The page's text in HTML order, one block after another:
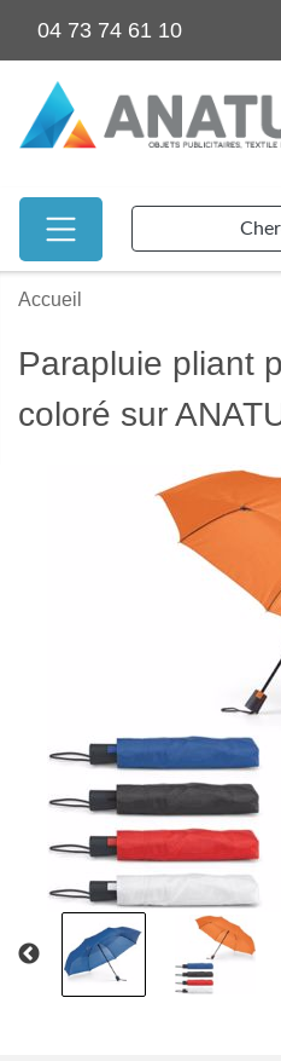
04 73 74 61 10
Accueil
Parapluie pliant
coloré sur